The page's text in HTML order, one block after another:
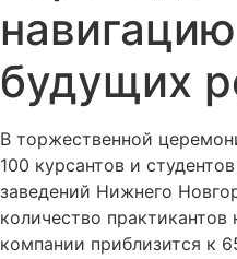
будущих
В торжественной
100 курсантов и
заведений Нижнего
количество
компании приблизится к